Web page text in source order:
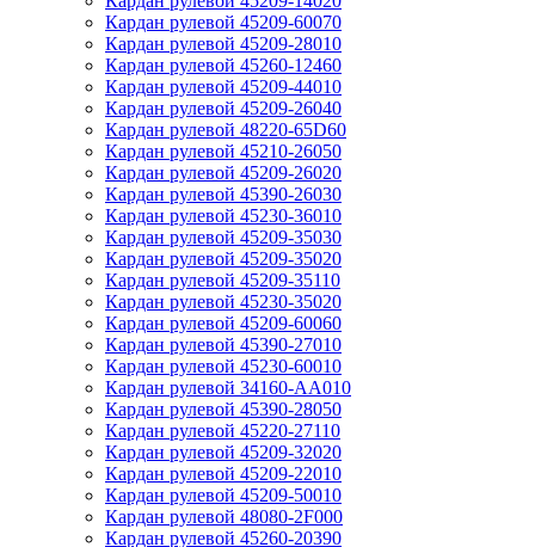
Кардан рулевой 45209-60070
Кардан рулевой 45209-28010
Кардан рулевой 45260-12460
Кардан рулевой 45209-44010
Кардан рулевой 45209-26040
Кардан рулевой 48220-65D60
Кардан рулевой 45210-26050
Кардан рулевой 45209-26020
Кардан рулевой 45390-26030
Кардан рулевой 45230-36010
Кардан рулевой 45209-35030
Кардан рулевой 45209-35020
Кардан рулевой 45209-35110
Кардан рулевой 45230-35020
Кардан рулевой 45209-60060
Кардан рулевой 45390-27010
Кардан рулевой 45230-60010
Кардан рулевой 34160-AA010
Кардан рулевой 45390-28050
Кардан рулевой 45220-27110
Кардан рулевой 45209-32020
Кардан рулевой 45209-22010
Кардан рулевой 45209-50010
Кардан рулевой 48080-2F000
Кардан рулевой 45260-20390